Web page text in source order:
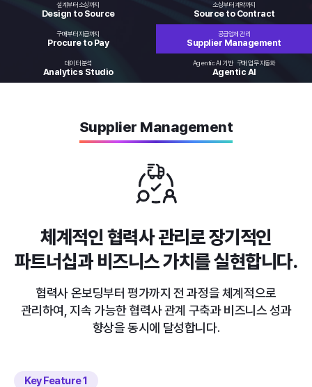
설계부터 소싱까지
Design to Source
소싱부터 계약까지
Source to Contract
구매부터 지급까지
Procure to Pay
공급업체 관리
Supplier Management
데이터 분석
Analytics Studio
Agentic AI 기반 구매 업무 자동화
Agentic AI
Supplier Management
체계적인 협력사 관리로장기적인
파트너십과 비즈니스 가치를 실현합니다.
협력사 온보딩부터 평가까지 전 과정을 체계적으로
관리하여,지속 가능한 협력사 관계 구축과 비즈니스 성과
향상을 동시에 달성합니다.
Key Feature